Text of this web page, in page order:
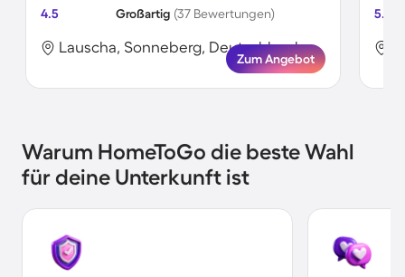
4.5
Großartig (37 Bewertungen)
Lauscha, Sonneberg, Deutschland
Zum Angebot
5.0
Warum HomeToGo die beste Wahl
für deine Unterkunft ist